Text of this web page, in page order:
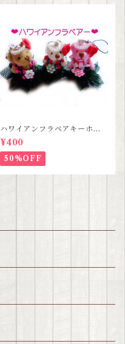
ハワイアンフラベアキーホル
ダー SALE
¥400
50%OFF